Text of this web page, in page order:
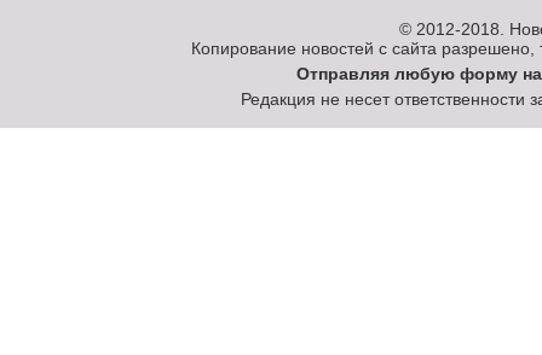
© 2012-2018.
Копирование новостей с сайта разрешено,
Отправляя любую форму на
Редакция не несет